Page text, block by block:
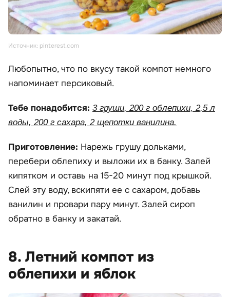
Источник: pinterest.com
Любопытно, что по вкусу такой компот немного
напоминает персиковый.
Тебе понадобится: 3 груши, 200 г облепихи, 2,5 л
воды, 200 г сахара, 2 щепотки ванилина.
Приготовление: Нарежь грушу дольками,
перебери облепиху и выложи их в банку. Залей
кипятком и оставь на 15-20 минут под крышкой.
Слей эту воду, вскипяти ее с сахаром, добавь
ванилин и провари пару минут. Залей сироп
обратно в банку и закатай.
8. Летний компот из
облепихи и яблок